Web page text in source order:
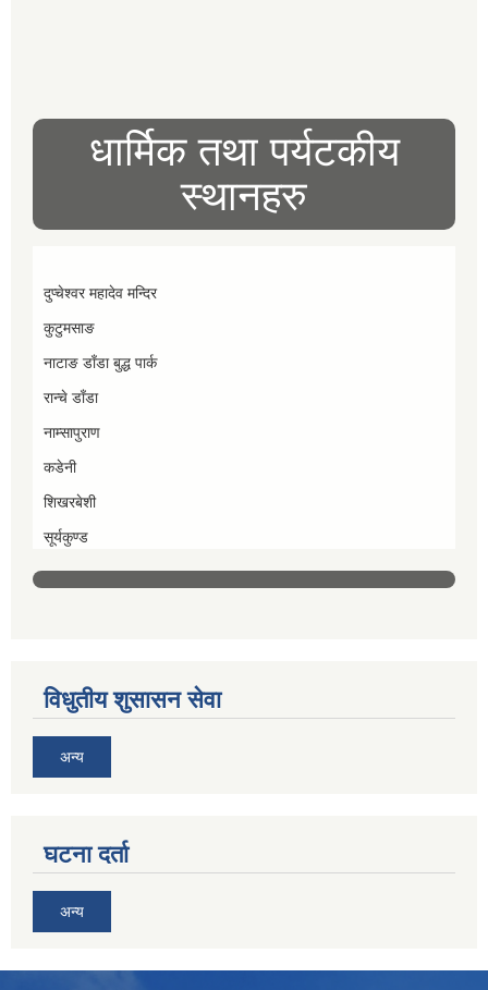
धार्मिक तथा पर्यटकीय
स्थानहरु
दुप्चेश्वर महादेव मन्दिर
कुटुमसाङ
नाटाङ डाँडा बुद्ध पार्क
रान्चे डाँडा
नाम्सापुराण
कडेनी
शिखरबेशी
सूर्यकुण्ड
विधुतीय शुसासन सेवा
अन्य
घटना दर्ता
अन्य